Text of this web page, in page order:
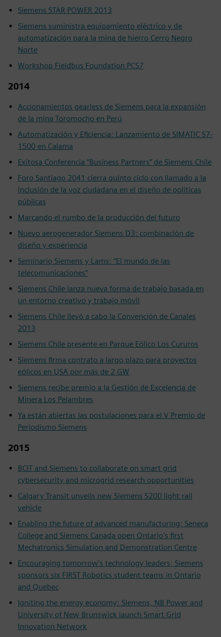
Siemens STAR POWER 2013
Siemens suministra equipamiento eléctrico y de
automatización para la mina de hierro Cerro Negro
Norte
Workshop Fieldbus Foundation PCS7
2014
Accionamientos gearless de Siemens para la expansión
de la mina Toromocho en Perú
Automatización y Eficiencia: Lanzamiento de SIMATIC S7-
1500 en Calama
Exitosa Conferencia “Business Partners” de Siemens Chile
Foro Santiago 2041 cierra quinto ciclo con llamado a la
inclusión de la voz ciudadana en el diseño de políticas
públicas
Marcando el rumbo de la producción del futuro
Nuevo aerogenerador Siemens D3: combinación de
diseño y experiencia
Seminario Siemens y Lams: “El mundo de las
telecomunicaciones”
Siemens Chile lanza nueva forma de trabajo basada en
un entorno creativo y trabajo móvil
Siemens Chile llevó a cabo la Convención de Canales
2013
Siemens Chile presente en Parque Eólico Los Cururos
Siemens firma contrato a largo plazo para proyectos
eólicos en USA por más de 2 GW
Siemens recibe premio a la Gestión de Excelencia de
Minera Los Pelambres
Ya están abiertas las postulaciones para el V Premio de
Periodismo Siemens
2015
BCIT and Siemens to collaborate on smart grid
cybersecurity and microgrid research opportunities
Calgary Transit unveils new Siemens S200 light rail
vehicle
Enabling the future of advanced manufacturing: Seneca
College and Siemens Canada open Ontario's first
Mechatronics Simulation and Demonstration Centre
Encouraging tomorrow’s technology leaders; Siemens
sponsors six FIRST Robotics student teams in Ontario
and Quebec
Igniting the energy economy: Siemens, NB Power and
University of New Brunswick launch Smart Grid
Innovation Network